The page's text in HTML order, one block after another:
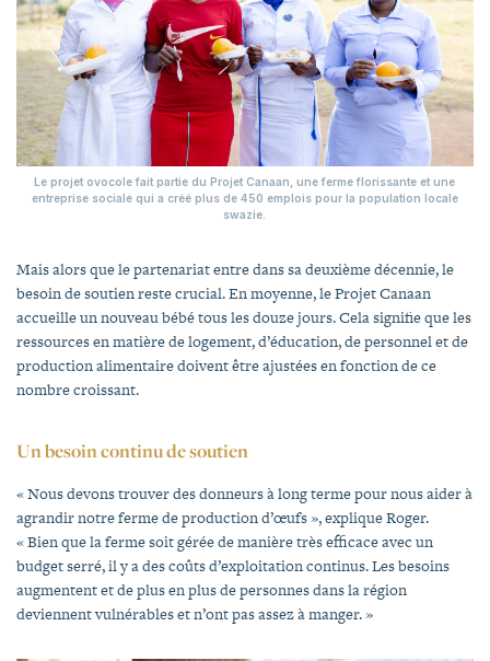
Le projet ovocole fait partie du Projet Canaan, une ferme florissante et une
entreprise sociale qui a créé plus de 450 emplois pour la population locale
swazie.
Mais alors que le partenariat entre dans sa deuxième décennie, le
besoin de soutien reste crucial. En moyenne, le Projet Canaan
accueille un nouveau bébé tous les douze jours. Cela signifie que les
ressources en matière de logement, d’éducation, de personnel et de
production alimentaire doivent être ajustées en fonction de ce
nombre croissant.
Un besoin continu de soutien
« Nous devons trouver des donneurs à long terme pour nous aider à
agrandir notre ferme de production d’œufs », explique Roger.
« Bien que la ferme soit gérée de manière très efficace avec un
budget serré, il y a des coûts d’exploitation continus. Les besoins
augmentent et de plus en plus de personnes dans la région
deviennent vulnérables et n’ont pas assez à manger. »